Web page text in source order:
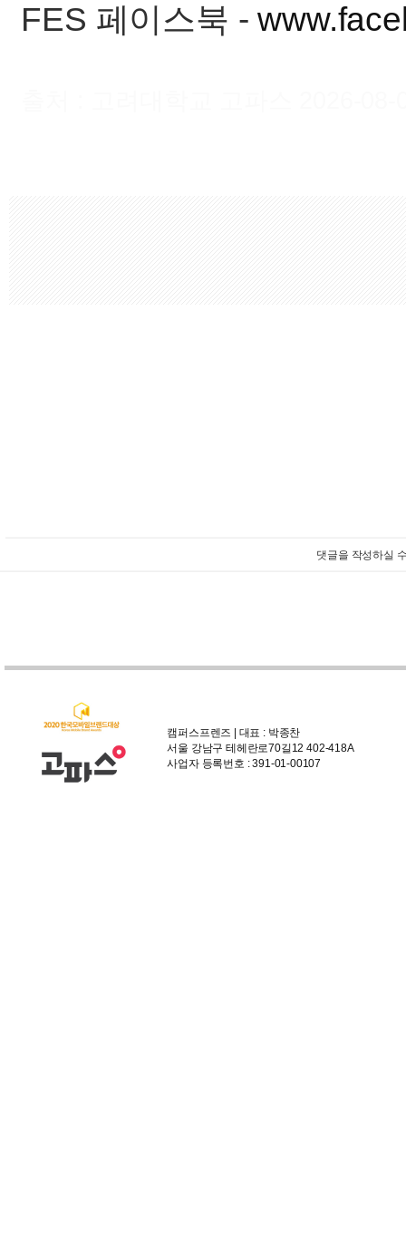
FES 페이스북 -
댓글을 작성하실
캠퍼스프렌즈 | 대표 : 박종찬
서울 강남구 테헤란로70길12 402-418A
사업자 등록번호 : 391-01-00107